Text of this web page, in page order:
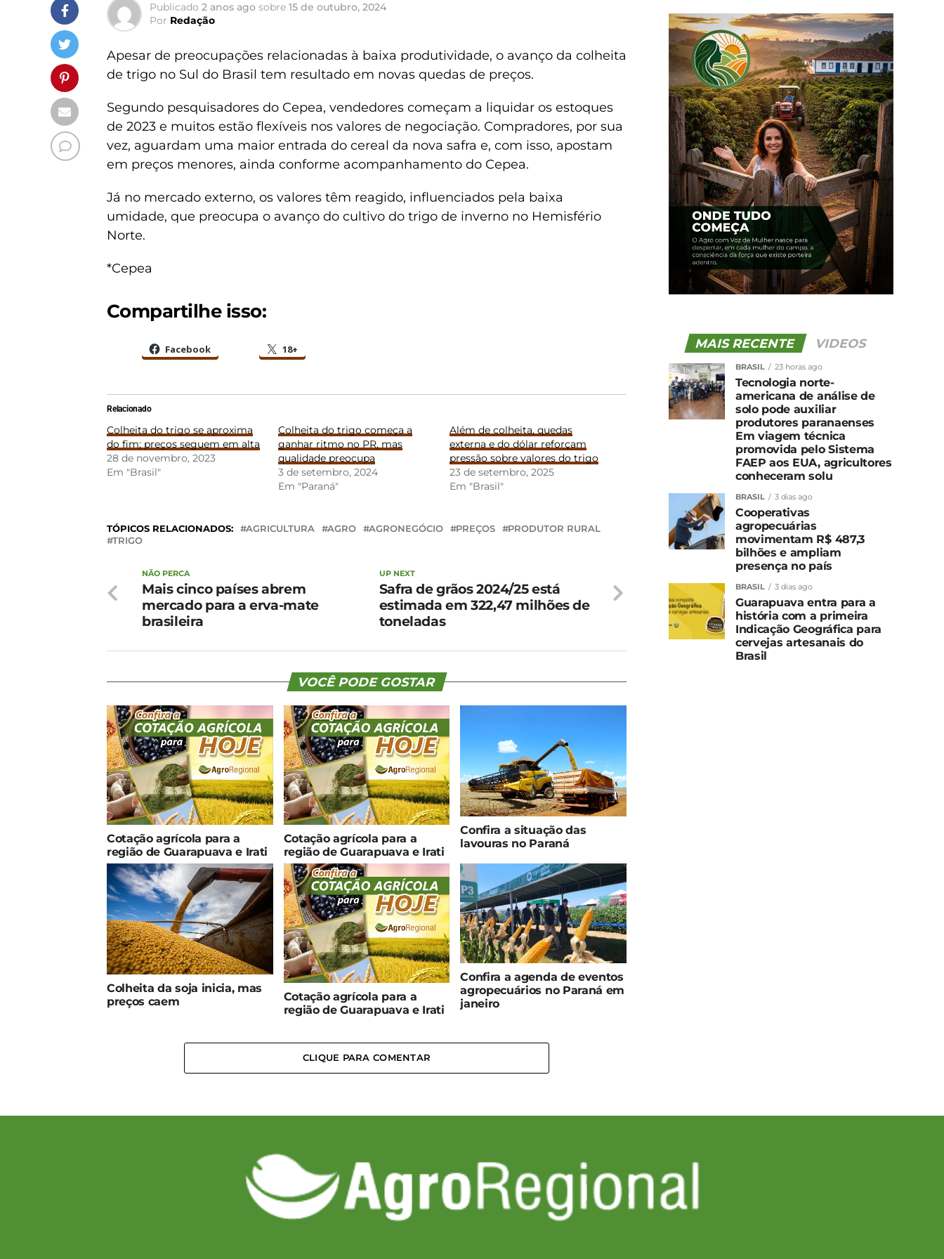
Publicado 2 anos ago sobre 15 de outubro, 2024
Por Redação
Apesar de preocupações relacionadas à baixa produtividade, o avanço da colheita
de trigo no Sul do Brasil tem resultado em novas quedas de preços.
Segundo pesquisadores do Cepea, vendedores começam a liquidar os estoques
de 2023 e muitos estão flexíveis nos valores de negociação. Compradores, por sua
vez, aguardam uma maior entrada do cereal da nova safra e, com isso, apostam
em preços menores, ainda conforme acompanhamento do Cepea.
Já no mercado externo, os valores têm reagido, influenciados pela baixa
umidade, que preocupa o avanço do cultivo do trigo de inverno no Hemisfério
Norte.
*Cepea
Compartilhe isso:
Facebook 18+
Relacionado
Colheita do trigo se aproxima
do fim; preços seguem em alta
28 de novembro, 2023
Em "Brasil"
Colheita do trigo começa a
ganhar ritmo no PR, mas
qualidade preocupa
3 de setembro, 2024
Em "Paraná"
Além de colheita, quedas
externa e do dólar reforçam
pressão sobre valores do trigo
23 de setembro, 2025
Em "Brasil"
TÓPICOS RELACIONADOS: AGRICULTURA AGRO AGRONEGÓCIO PREÇOS
PRODUTOR RURAL
TRIGO
UP NEXT
Safra de grãos 2024/25 está
estimada em 322,47 milhões de
toneladas
NÃO PERCA
Mais cinco países abrem
mercado para a erva-mate
brasileira
VOCÊ PODE GOSTAR
Cotação agrícola para a
região de Guarapuava e Irati
Cotação agrícola para a
região de Guarapuava e Irati
Confira a situação das
lavouras no Paraná
Colheita da soja inicia, mas
preços caem
Cotação agrícola para a
região de Guarapuava e Irati
Confira a agenda de eventos
agropecuários no Paraná em
janeiro
CLIQUE PARA COMENTAR
MAIS RECENTE VIDEOS
BRASIL 23 horas ago
Tecnologia norte-
americana de análise de
solo pode auxiliar
produtores paranaenses
Em viagem técnica
promovida pelo Sistema
FAEP aos EUA, agricultores
conheceram solu
BRASIL 3 dias ago
Cooperativas
agropecuárias
movimentam R$ 487,3
bilhões e ampliam
presença no país
BRASIL 3 dias ago
Guarapuava entra para a
história com a primeira
Indicação Geográfica para
cervejas artesanais do
Brasil